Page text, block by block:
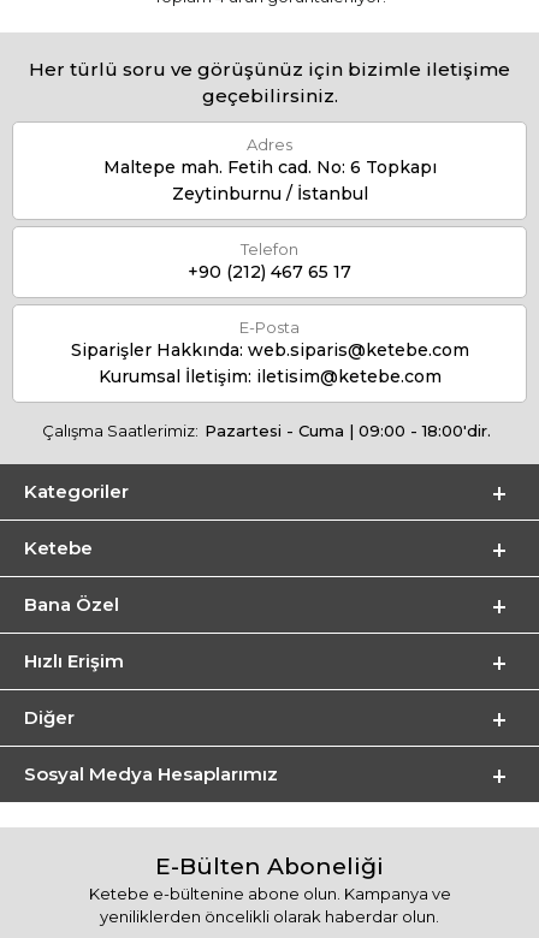
Her türlü soru ve görüşünüz için bizimle iletişime
geçebilirsiniz.
Adres
Maltepe mah. Fetih cad. No: 6 Topkapı
Zeytinburnu / İstanbul
Telefon
+90 (212) 467 65 17
E-Posta
Siparişler Hakkında: web.siparis@ketebe.com
Kurumsal İletişim: iletisim@ketebe.com
Çalışma Saatlerimiz: Pazartesi - Cuma | 09:00 - 18:00'dir.
Kategoriler
Ketebe
Bana Özel
Hızlı Erişim
Diğer
Sosyal Medya Hesaplarımız
E-Bülten Aboneliği
Ketebe e-bültenine abone olun. Kampanya ve
yeniliklerden öncelikli olarak haberdar olun.